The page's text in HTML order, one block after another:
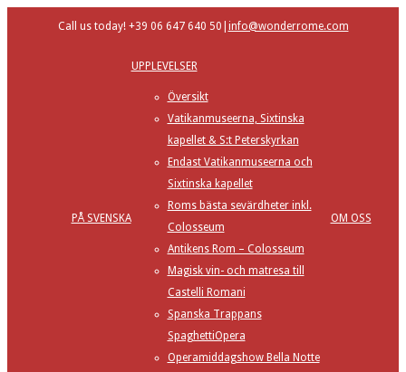
Call us today! +39 06 647 640 50 info@wonderrome.com
PÅ SVENSKA
UPPLEVELSER
Översikt
Vatikanmuseerna, Sixtinska
kapellet & S:t Peterskyrkan
Endast Vatikanmuseerna och
Sixtinska kapellet
Roms bästa sevärdheter inkl.
Colosseum
Antikens Rom – Colosseum
Magisk vin- och matresa till
Castelli Romani
Spanska Trappans
SpaghettiOpera
Operamiddagshow Bella Notte
OM OSS